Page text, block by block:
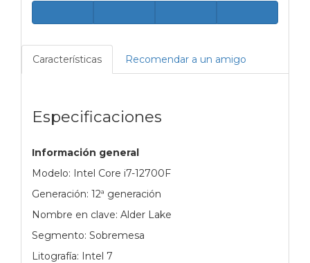
Características Recomendar a un amigo
Especificaciones
Información general
Modelo: Intel Core i7-12700F
Generación: 12ª generación
Nombre en clave: Alder Lake
Segmento: Sobremesa
Litografía: Intel 7